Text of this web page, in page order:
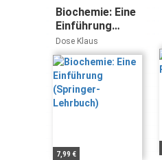
Biochemie: Eine
Einführung
(Springer-
Lehrbuch)
Dose Klaus
7,99 €